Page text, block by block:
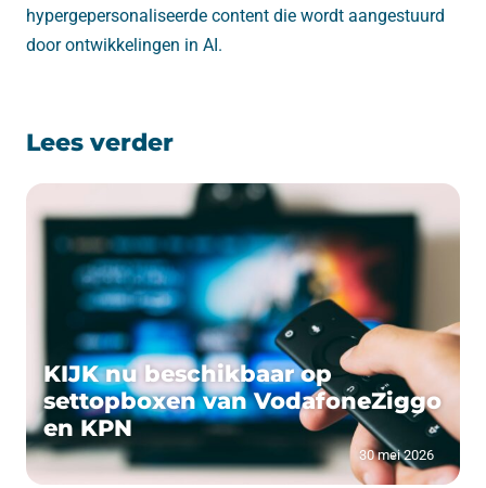
hypergepersonaliseerde content die wordt aangestuurd
door ontwikkelingen in AI.
Lees verder
KIJK nu beschikbaar op
settopboxen van VodafoneZiggo
en KPN
30 mei 2026